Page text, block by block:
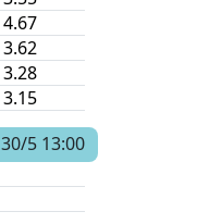
4.67
3.62
3.28
3.15
30/5 13:00